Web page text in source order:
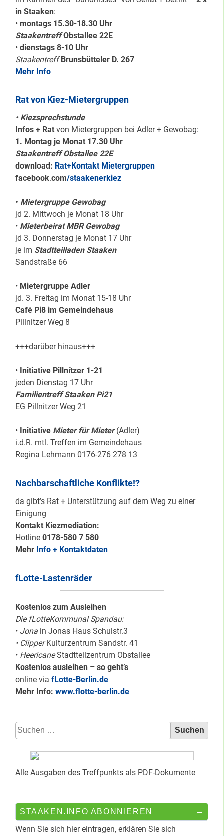
in Staaken:
• montags 15.30-18.30 Uhr
Staakentreff Obstallee 22E
• dienstags 8-10 Uhr
Staakentreff Brunsbütteler D. 267
Mehr Info
Rat von Kiez-Mietergruppen
• Kiezsprechstunde
Infos + Rat von Mietergruppen bei Adler + Gewobag:
1. Montag je Monat 17.30 Uhr
Staakentreff Obstallee 22E
download: Rat+Kontakt Mietergruppen
facebook.com/staakenerkiez
• Mietergruppe Gewobag
jd 2. Mittwoch je Monat 18 Uhr
• Mieterbeirat MBR Gewobag
jd 3. Donnerstag je Monat 17 Uhr
je im Stadtteilladen Staaken
Sandstraße 66
• Mietergruppe Adler
jd. 3. Freitag im Monat 15-18 Uhr
Café Pi8 im Gemeindehaus
Pillnitzer Weg 8
+++darüber hinaus+++
• Initiative Pillnítzer 1-21
jeden Dienstag 17 Uhr
Familientreff Staaken Pi21
EG Pillnitzer Weg 21
• Initiative Mieter für Mieter(Adler)
i.d.R. mtl. Treffen im Gemeindehaus
Regina Lehmann 0176-276 278 13
Nachbarschaftliche Konflikte!?
da gibt’s Rat + Unterstützung auf dem Weg zu einer
Einigung
Kontakt Kiezmediation:
Hotline 0178-580 7 580
Mehr Info + Kontaktdaten
fLotte-Lastenräder
Kostenlos zum Ausleihen
Die fLotteKommunal Spandau:
• Jona in Jonas Haus Schulstr.3
• ClipperKulturzentrum Sandstr. 41
• HeericaneStadtteilzentrum Obstallee
Kostenlos ausleihen – so geht’s
online via fLotte-Berlin.de
Mehr Info: www.flotte-berlin.de
Suchen
nach:
Alle Ausgaben des Treffpunkts als PDF-Dokumente
STAAKEN.INFO ABONNIEREN
Wenn Sie sich hier eintragen, erklären Sie sich